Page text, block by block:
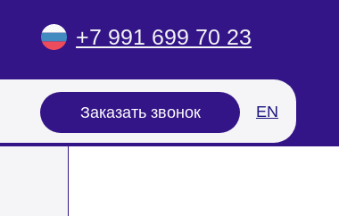
EN
+7 991 699 70 23
Заказать звонок